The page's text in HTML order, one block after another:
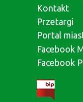
Kontakt
Przetargi
Portal
Facebook
Facebook